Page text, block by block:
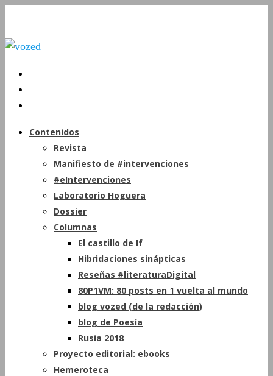
Contenidos
Revista
Manifiesto de #intervenciones
#eIntervenciones
Laboratorio Hoguera
Dossier
Columnas
El castillo de If
Hibridaciones sinápticas
Reseñas #literaturaDigital
80P1VM: 80 posts en 1 vuelta al mundo
blog vozed (de la redacción)
blog de Poesía
Rusia 2018
Proyecto editorial: ebooks
Hemeroteca